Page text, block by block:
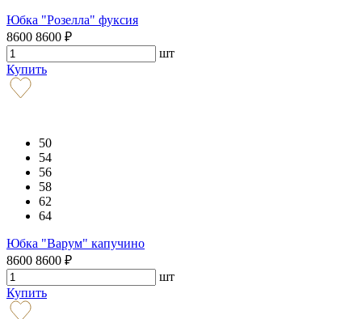
Юбка "Розелла" фуксия
8600 8600 ₽
шт
Купить
50
54
56
58
62
64
Юбка "Варум" капучино
8600 8600 ₽
шт
Купить